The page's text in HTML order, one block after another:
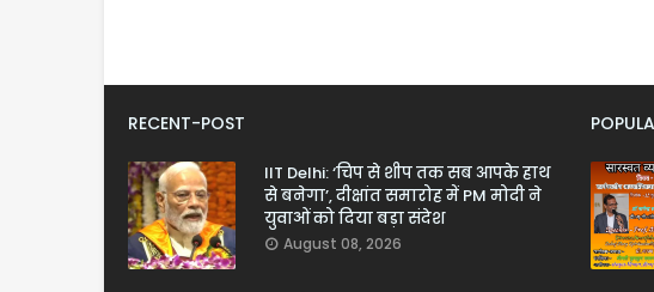
RECENT-POST
IIT Delhi: ‘चिप से शीप तक सब आपके हाथ
से बनेगा’, दीक्षांत समारोह में PM मोदी ने
युवाओं को दिया बड़ा संदेश
August 08, 2026